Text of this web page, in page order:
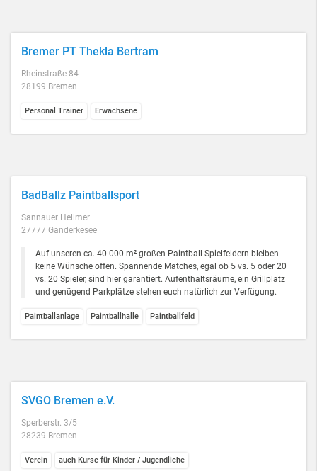
Bremer PT Thekla Bertram
Rheinstraße 84
28199 Bremen
Personal Trainer Erwachsene
BadBallz Paintballsport
Sannauer Hellmer
27777 Ganderkesee
Auf unseren ca. 40.000 m² großen Paintball-Spielfeldern bleiben
keine Wünsche offen. Spannende Matches, egal ob 5 vs. 5 oder 20
vs. 20 Spieler, sind hier garantiert. Aufenthaltsräume, ein Grillplatz
und genügend Parkplätze stehen euch natürlich zur Verfügung.
Paintballanlage Paintballhalle Paintballfeld
SVGO Bremen e.V.
Sperberstr. 3/5
28239 Bremen
Verein auch Kurse für Kinder / Jugendliche